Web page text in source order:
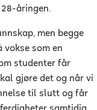
åringen.
men begge
som en
studenter får
gjøre det og når vi
til slutt og får